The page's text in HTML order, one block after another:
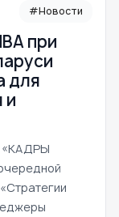
#Новости
при
для
и
«КАДРЫ